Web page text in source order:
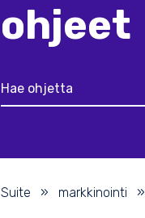
ohjeet
Suite » markkinointi »